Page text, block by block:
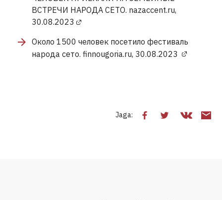
ВСТРЕЧИ НАРОДА СЕТО. nazaccent.ru,
30.08.2023
Около 1500 человек посетило фестиваль
народа сето. finnougoria.ru, 30.08.2023
Jaga: